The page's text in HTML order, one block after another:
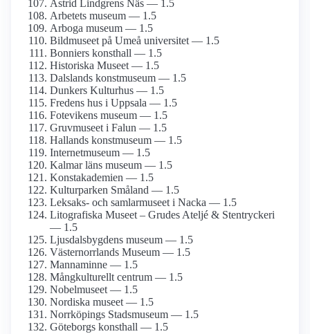
Astrid Lindgrens Näs — 1.5
Arbetets museum — 1.5
Arboga museum — 1.5
Bildmuseet på Umeå universitet — 1.5
Bonniers konsthall — 1.5
Historiska Museet — 1.5
Dalslands konstmuseum — 1.5
Dunkers Kulturhus — 1.5
Fredens hus i Uppsala — 1.5
Fotevikens museum — 1.5
Gruvmuseet i Falun — 1.5
Hallands konstmuseum — 1.5
Internet­museum — 1.5
Kalmar läns museum — 1.5
Konst­akademien — 1.5
Kulturparken Småland — 1.5
Leksaks- och samlar­museet i Nacka — 1.5
Litografiska Museet – Grudes Ateljé & Stentryckeri
— 1.5
Ljusdals­bygdens museum — 1.5
Västernorrlands Museum — 1.5
Mannaminne — 1.5
Mångkulturellt centrum — 1.5
Nobelmuseet — 1.5
Nordiska museet — 1.5
Norrköpings Stadsmuseum — 1.5
Göteborgs konsthall — 1.5